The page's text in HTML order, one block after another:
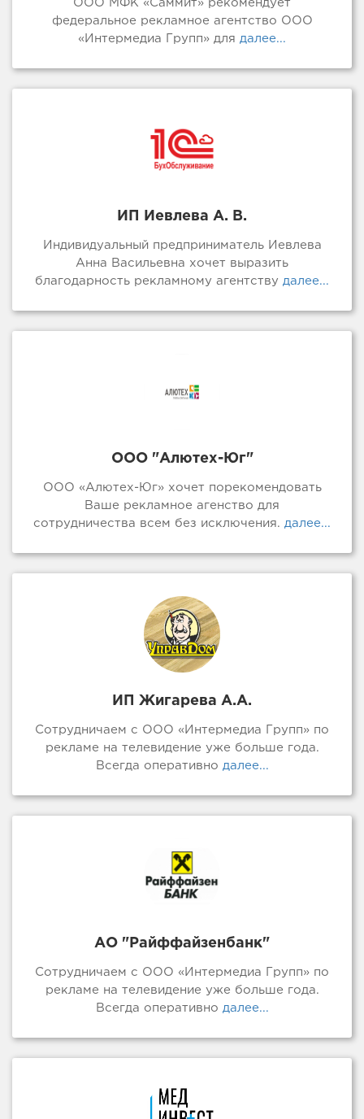
ООО МФК «Саммит» рекомендует
федеральное рекламное агентство ООО
«Интермедиа Групп» для далее...
ИП Иевлева А. В.
Индивидуальный предприниматель Иевлева
Анна Васильевна хочет выразить
благодарность рекламному агентству далее...
ООО "Алютех-Юг"
ООО «Алютех-Юг» хочет порекомендовать
Ваше рекламное агенство для
сотрудничества всем без исключения.
далее...
ИП Жигарева А.А.
Сотрудничаем с ООО «Интермедиа Групп» по
рекламе на телевидение уже больше года.
Всегда оперативно далее...
АО "Райффайзенбанк"
Сотрудничаем с ООО «Интермедиа Групп» по
рекламе на телевидение уже больше года.
Всегда оперативно далее...